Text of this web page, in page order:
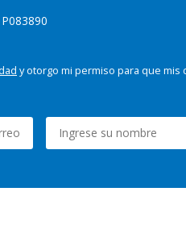
y otorgo mi permiso para que